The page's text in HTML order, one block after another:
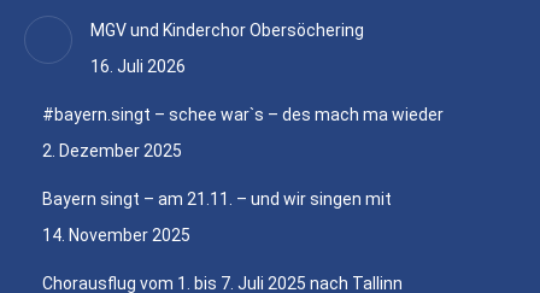
in
new
opens
window
MGV und Kinderchor Obersöchering
16. Juli 2026
#bayern.singt – schee war`s – des mach ma wieder
2. Dezember 2025
Bayern singt – am 21.11. – und wir singen mit
14. November 2025
Chorausflug vom 1. bis 7. Juli 2025 nach Tallinn